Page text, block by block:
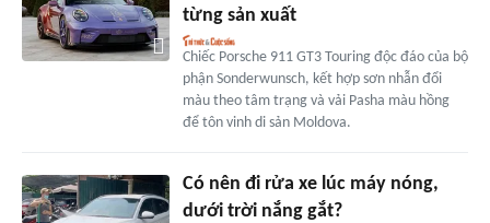
từng sản xuất
Chiếc Porsche 911 GT3 Touring độc đáo của bộ
phận Sonderwunsch, kết hợp sơn nhẫn đổi
màu theo tâm trạng và vải Pasha màu hồng
để tôn vinh di sản Moldova.
Có nên đi rửa xe lúc máy nóng,
dưới trời nắng gắt?